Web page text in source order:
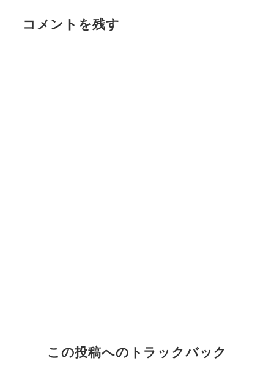
コメントを残す
この投稿へのトラックバック